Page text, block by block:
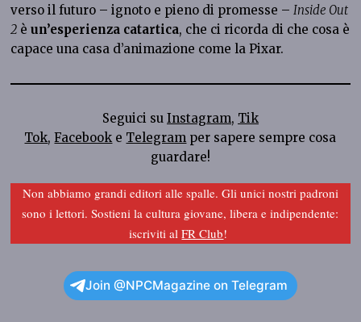
verso il futuro – ignoto e pieno di promesse –Inside Out
2 èun’esperienza catartica, che ci ricorda di che cosa è
capace una casa d’animazione come la Pixar.
Seguici su Instagram, Tik
Tok,Facebook e Telegram per sapere sempre cosa
guardare!
Non abbiamo grandi editori alle spalle. Gli unici nostri padroni
sono i lettori. Sostieni la cultura giovane, libera e indipendente:
iscriviti alFR Club!
Join @NPCMagazine on Telegram